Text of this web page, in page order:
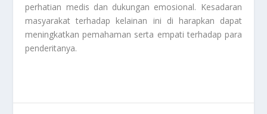
perhatian medis dan dukungan emosional. Kesadaran
masyarakat terhadap kelainan ini di harapkan dapat
meningkatkan pemahaman serta empati terhadap para
penderitanya.